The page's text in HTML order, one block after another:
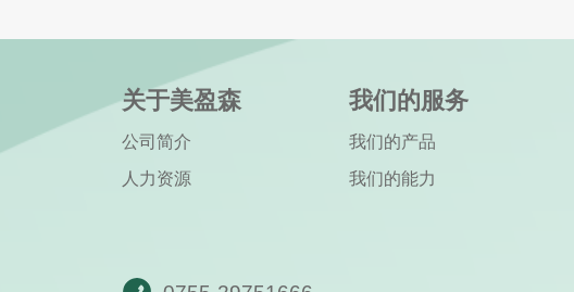
关于美盈森
公司简介
人力资源
我们的服务
我们的产品
我们的能力